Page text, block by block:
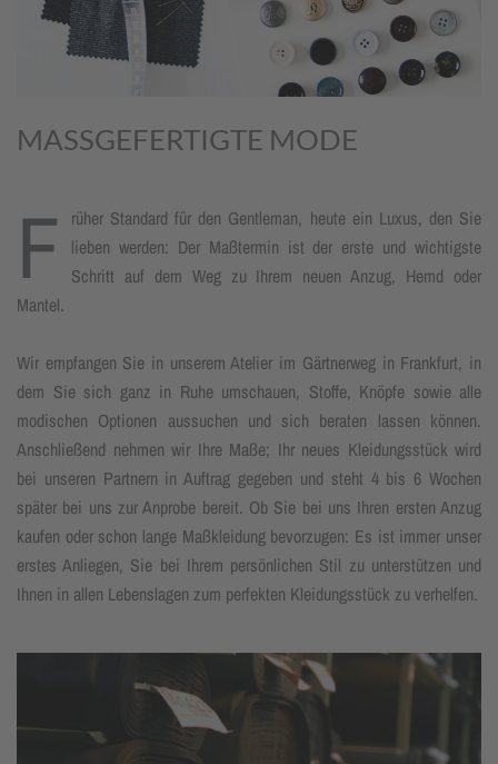
MASSGEFERTIGTE MODE
F
rüher Standard für den Gentleman, heute ein Luxus, den Sie
lieben werden: Der Maßtermin ist der erste und wichtigste
Schritt auf dem Weg zu Ihrem neuen Anzug, Hemd oder
Mantel.
Wir empfangen Sie in unserem Atelier im Gärtnerweg in Frankfurt, in
dem Sie sich ganz in Ruhe umschauen, Stoffe, Knöpfe sowie alle
modischen Optionen aussuchen und sich beraten lassen können.
Anschließend nehmen wir Ihre Maße; Ihr neues Kleidungsstück wird
bei unseren Partnern in Auftrag gegeben und steht 4 bis 6 Wochen
später bei uns zur Anprobe bereit. Ob Sie bei uns Ihren ersten Anzug
kaufen oder schon lange Maßkleidung bevorzugen: Es ist immer unser
erstes Anliegen, Sie bei Ihrem persönlichen Stil zu unterstützen und
Ihnen in allen Lebenslagen zum perfekten Kleidungsstück zu verhelfen.